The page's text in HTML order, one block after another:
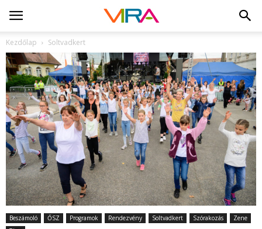
Kezdőlap Soltvadkert
Beszámoló ŐSZ Programok Rendezvény Soltvadkert Szórakozás
Zene